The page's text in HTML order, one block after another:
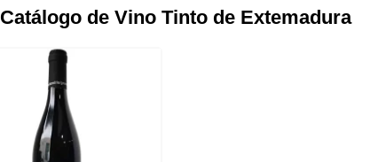
Catálogo de Vino Tinto de Extemadura